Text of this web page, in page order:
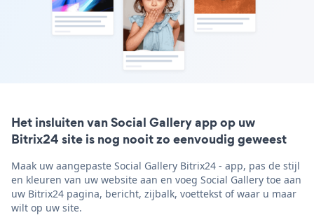
Het insluiten van Social Gallery app op uw
Bitrix24 site is nog nooit zo eenvoudig geweest
Maak uw aangepaste Social Gallery Bitrix24 - app, pas de stijl
en kleuren van uw website aan en voeg Social Gallery toe aan
uw Bitrix24 pagina, bericht, zijbalk, voettekst of waar u maar
wilt op uw site.